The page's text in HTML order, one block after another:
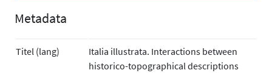
Metadata
Titel (lang)
Italia illustrata. Interactions between
historico-topographical descriptions